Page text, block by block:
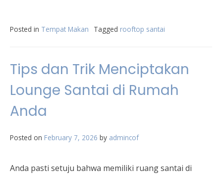
Posted in Tempat Makan Tagged rooftop santai
Tips dan Trik Menciptakan
Lounge Santai di Rumah
Anda
Posted on February 7, 2026 by admincof
Anda pasti setuju bahwa memiliki ruang santai di